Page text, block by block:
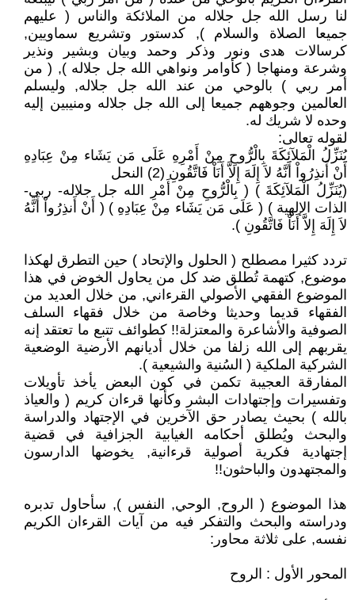
لنا رسل الله جل جلاله من الملائكة والناس ( عليهم
جميعا الصلاة والسلام ), كدستور وتشريع سماويين,
كرسالات هدى ونور وذكر وحمد وبيان وبشير ونذير
وشرعة ومنهاجا ( كأوامر ونواهي الله جل جلاله ), ( من
أمر ربي ) بالوحي من عند الله جل جلاله, وليسلم
العالمين وجوههم جميعا إلى الله جل جلاله ومنيبين إليه
وحده لا شريك له.
لقوله تعالى:
يُنَزِّلُ الْمَلآئِكَةَ بِالْرُّوحِ مِنْ أَمْرِهِ عَلَى مَن يَشَاء مِنْ عِبَادِهِ
أَنْ أَنذِرُواْ أَنَّهُ لاَ إِلَهَ إِلاَّ أَنَاْ فَاتَّقُونِ (2) النحل
(يُنَزِّلُ الْمَلآئِكَةَ ) ( بِالْرُّوحِ مِنْ أَمْرِ الله جل جلاله- ربي-
الذات الإلهية ) ( عَلَى مَن يَشَاء مِنْ عِبَادِهِ ) ( أَنْ أَنذِرُواْ أَنَّهُ
لاَ إِلَهَ إِلاَّ أَنَاْ فَاتَّقُونِ ).
تردد كثيرا مصطلح ( الحلول والإتحاد ) حين التطرق لهكذا
موضوع, كتهمة تُطلق ضد كل من يحاول الخوض في هذا
الموضوع الفقهي الأصولي القرءاني, من خلال العديد من
الفقهاء قديما وحديثا وخاصة من خلال فقهاء السلف
الصوفية والأشاعرة والمعتزلة!! كطوائف تتبع ما تعتقد إنه
يقربهم إلى الله زلفا من خلال أديانهم الأرضية الوضعية
الشركية الملكية ( السُنية والشيعية ).
المفارقة العجيبة تكمن في كون البعض يأخذ تأويلات
وتفسيرات وإجتهادات البشر وكأنها قرءان كريم ( والعياذ
بالله ) بحيث يصادر حق الآخرين في الإجتهاد والدراسة
والبحث ويُطلق أحكامه الغيابية الجزافية في قضية
إجتهادية فكرية أصولية قرءانية, يخوضها الدارسون
والمجتهدون والباحثون!!
هذا الموضوع ( الروح, الوحي, النفس ), سأحاول تدبره
ودراسته والبحث والتفكر فيه من آيات القرءان الكريم
نفسه, على ثلاثة محاور:
المحور الأول : الروح